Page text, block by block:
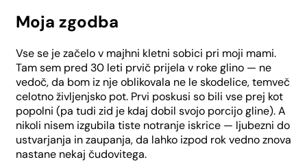
Moja zgodba
Vse se je začelo v majhni kletni sobici pri moji mami.
Tam sem pred 30 leti prvič prijela v roke glino — ne
vedoč, da bom iz nje oblikovala ne le skodelice, temveč
celotno življenjsko pot. Prvi poskusi so bili vse prej kot
popolni (pa tudi zid je kdaj dobil svojo porcijo gline). A
nikoli nisem izgubila tiste notranje iskrice — ljubezni do
ustvarjanja in zaupanja, da lahko izpod rok vedno znova
nastane nekaj čudovitega.